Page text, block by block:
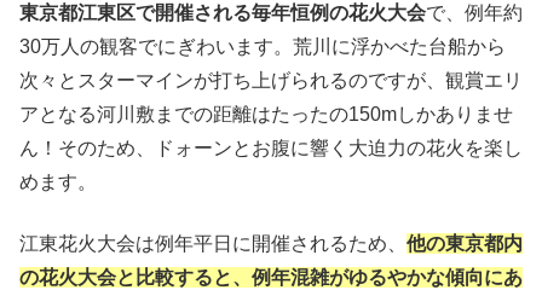
東京都江東区で開催される毎年恒例の花火大会で、例年約
30万人の観客でにぎわいます。荒川に浮かべた台船から
次々とスターマインが打ち上げられるのですが、観賞エリ
アとなる河川敷までの距離はたったの150mしかありませ
ん！そのため、ドォーンとお腹に響く大迫力の花火を楽し
めます。
江東花火大会は例年平日に開催されるため、 他の東京都内
の花火大会と比較すると、例年混雑がゆるやかな傾向にあ